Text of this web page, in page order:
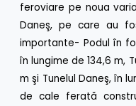
feroviare pe noua
Daneş, pe care au
importante- Podul în
în lungime de 134,6 m,
m şi Tunelul Daneş, în
de cale ferată